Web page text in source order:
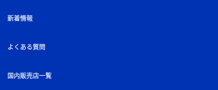
新着情報
よくある質問
国内販売店一覧